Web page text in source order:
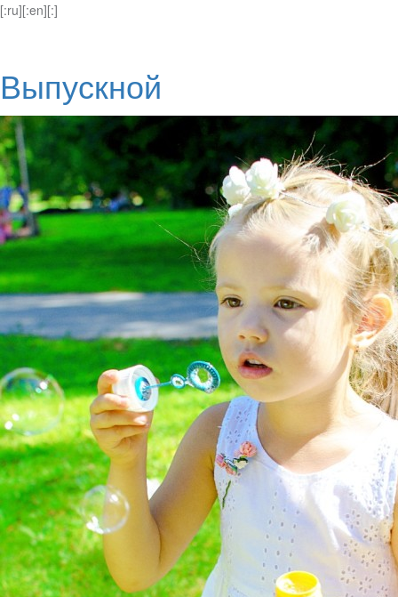
[:ru][:en][:]
Выпускной